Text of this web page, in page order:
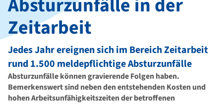
Absturzunfälle in der
Zeitarbeit
Jedes Jahr ereignen sich im Bereich Zeitarbeit
rund 1.500 meldepflichtige Absturzunfälle
Absturzunfälle können gravierende Folgen haben.
Bemerkenswert sind neben den entstehenden Kosten und
hohen Arbeitsunfähigkeitszeiten der betroffenen